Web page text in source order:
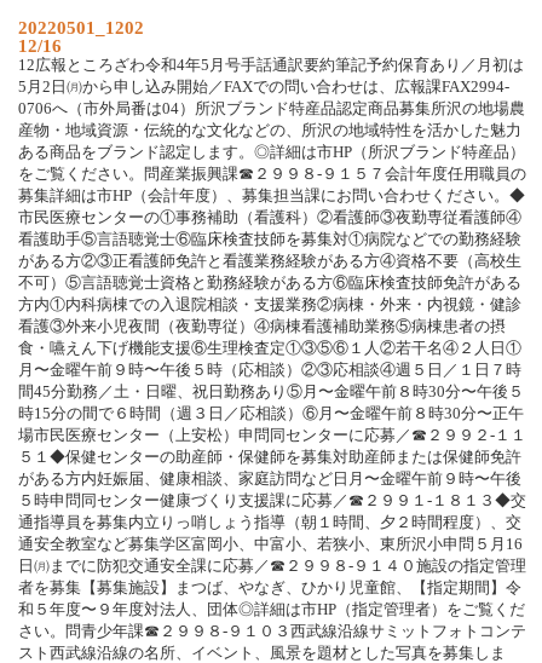
20220501_1202
12/16
12広報ところざわ令和4年5月号手話通訳要約筆記予約保育あり／月初は
5月2日㈪から申し込み開始／FAXでの問い合わせは、広報課FAX2994-
0706へ（市外局番は04）所沢ブランド特産品認定商品募集所沢の地場農
産物・地域資源・伝統的な文化などの、所沢の地域特性を活かした魅力
ある商品をブランド認定します。◎詳細は市HP（所沢ブランド特産品）
をご覧ください。問産業振興課☎２９９８‐９１５７会計年度任用職員の
募集詳細は市HP（会計年度）、募集担当課にお問い合わせください。◆
市民医療センターの①事務補助（看護科）②看護師③夜勤専従看護師④
看護助手⑤言語聴覚士⑥臨床検査技師を募集対①病院などでの勤務経験
がある方②③正看護師免許と看護業務経験がある方④資格不要（高校生
不可）⑤言語聴覚士資格と勤務経験がある方⑥臨床検査技師免許がある
方内①内科病棟での入退院相談・支援業務②病棟・外来・内視鏡・健診
看護③外来小児夜間（夜勤専従）④病棟看護補助業務⑤病棟患者の摂
食・嚥えん下げ機能支援⑥生理検査定①③⑤⑥１人②若干名④２人日①
月〜金曜午前９時〜午後５時（応相談）②③応相談④週５日／１日７時
間45分勤務／土・日曜、祝日勤務あり⑤月〜金曜午前８時30分〜午後５
時15分の間で６時間（週３日／応相談）⑥月〜金曜午前８時30分〜正午
場市民医療センター（上安松）申問同センターに応募／☎２９９２‐１１
５１◆保健センターの助産師・保健師を募集対助産師または保健師免許
がある方内妊娠届、健康相談、家庭訪問など日月〜金曜午前９時〜午後
５時申問同センター健康づくり支援課に応募／☎２９９１‐１８１３◆交
通指導員を募集内立りっ哨しょう指導（朝１時間、夕２時間程度）、交
通安全教室など募集学区富岡小、中富小、若狭小、東所沢小申問５月16
日㈪までに防犯交通安全課に応募／☎２９９８‐９１４０施設の指定管理
者を募集【募集施設】まつば、やなぎ、ひかり児童館、【指定期間】令
和５年度〜９年度対法人、団体◎詳細は市HP（指定管理者）をご覧くだ
さい。問青少年課☎２９９８‐９１０３西武線沿線サミットフォトコンテ
スト西武線沿線の名所、イベント、風景を題材とした写真を募集しま